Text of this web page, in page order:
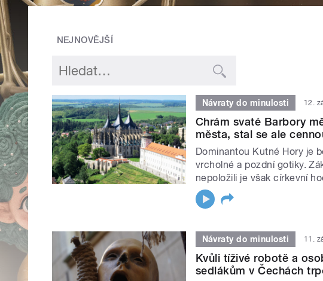
NEJNOVĚJŠÍ
Návraty do minulosti 12.
Chrám svaté Barbory
města, stal se ale
Dominantou Kutné Hory je
vrcholné a pozdní gotiky.
nepoložili je však církevní
Návraty do minulosti 11.
Kvůli tíživé robotě a
sedlákům v Čechách